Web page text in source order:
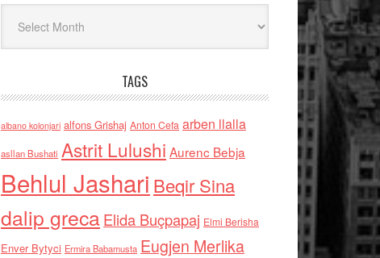
TAGS
albano kolonjari alfons Grishaj Anton Cefa arben llalla
asllan Bushati Astrit Lulushi Aurenc Bebja
Behlul Jashari Beqir Sina
dalip grecaElida Buçpapaj Elmi Berisha
Enver Bytyci Ermira Babamusta Eugjen Merlika